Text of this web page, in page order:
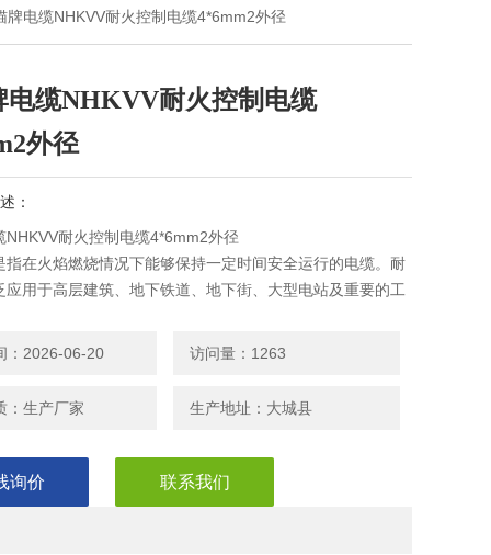
牌电缆NHKVV耐火控制电缆4*6mm2外径
电缆NHKVV耐火控制电缆
外径
：
NHKVV耐火控制电缆4*6mm2外径
指在火焰燃烧情况下能够保持一定时间安全运行的电缆。耐
应用于高层建筑、地下铁道、地下街、大型电站及重要的工
设施的供电线路和控制线路。
：2026-06-20 访问量：1263
：生产厂家 生产地址：大城县
询价 联系我们